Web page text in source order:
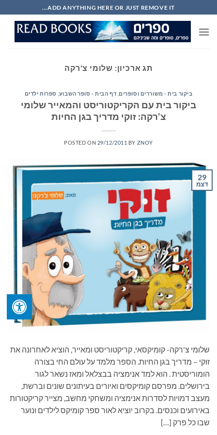
to
content
ADD ANYTHING HERE OR JUST REMOVE IT...
תג ארכיון: שלומי צ'רקה
ביקור בית - משוררים וסופרים דף הבית - סופר השבוע ספרות ילדים
ביקור בית עם הקריקטוריסט והמאייר שלומי
צ'רקה: זוקי מדריך בגן החיות
POSTED ON 29/12/2011 BY ZNOY
29
דצמ
שלומי צ'רקה- קומיקסאי, קריקטוריסט ומאייר, הוציא לאחרונה את
זוקי – מדריך בגן החיות. הספר מלמד על עולם החי בצורה
הומוריסטית . הוא למד אנימציה בבצלאל ומאז נשאר לגור
בירושלים. מפרסם קומיקסים ואיורים בעיתונים שונים וברשת,
מעצב דמויות לסדרות אנימציה ומשחקי מחשב, מצייר קריקטורות
באירועים וכנסים. בקרוב יוציא לאור ספר קומיקס לילדים ונוער
שבו כל פרק […]